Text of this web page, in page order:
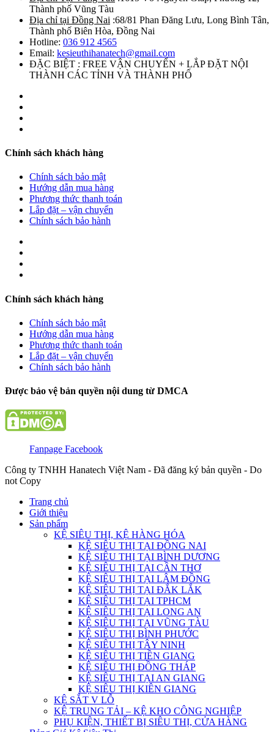
Thành phố Vũng Tàu
Địa chỉ tại Đồng Nai :68/81 Phan Đăng Lưu, Long Bình Tân,
Thành phố Biên Hòa, Đồng Nai
Hotline: 036 912 4565
Email: kesieuthihanatech@gmail.com
ĐẶC BIỆT : FREE VẬN CHUYỂN + LẮP ĐẶT NỘI
THÀNH CÁC TỈNH VÀ THÀNH PHỐ
Chính sách khách hàng
Chính sách bảo mật
Hướng dẫn mua hàng
Phương thức thanh toán
Lắp đặt – vận chuyển
Chính sách bảo hành
Chính sách khách hàng
Chính sách bảo mật
Hướng dẫn mua hàng
Phương thức thanh toán
Lắp đặt – vận chuyển
Chính sách bảo hành
Được bảo vệ bản quyền nội dung từ DMCA
Fanpage Facebook
Công ty TNHH Hanatech Việt Nam - Đã đăng ký bản quyền - Do
not Copy
Trang chủ
Giới thiệu
Sản phẩm
KỆ SIÊU THỊ, KỆ HÀNG HÓA
KỆ SIÊU THỊ TẠI ĐỒNG NAI
KỆ SIÊU THỊ TẠI BÌNH DƯƠNG
KỆ SIÊU THỊ TẠI CẦN THƠ
KỆ SIÊU THỊ TẠI LÂM ĐỒNG
KỆ SIÊU THỊ TẠI ĐẮK LẮK
KỆ SIÊU THỊ TẠI TPHCM
KỆ SIÊU THỊ TẠI LONG AN
KỆ SIÊU THỊ TẠI VŨNG TÀU
KỆ SIÊU THỊ BÌNH PHƯỚC
KỆ SIÊU THỊ TÂY NINH
KỆ SIÊU THỊ TIỀN GIANG
KỆ SIÊU THỊ ĐỒNG THÁP
KỆ SIÊU THỊ TẠI AN GIANG
KỆ SIÊU THỊ KIÊN GIANG
KỆ SẮT V LỖ
KỆ TRUNG TẢI – KỆ KHO CÔNG NGHIỆP
PHỤ KIỆN, THIẾT BỊ SIÊU THỊ, CỬA HÀNG